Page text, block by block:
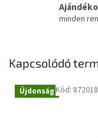
minden
Kapcsolódó
ÚjdonságKód: